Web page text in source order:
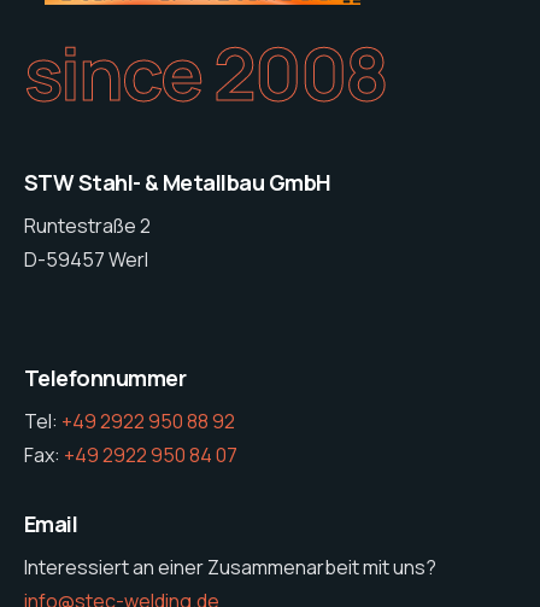
since 2008
STW Stahl- & Metallbau GmbH
Runtestraße 2
D-59457 Werl
Telefonnummer
Tel: +49 2922 950 88 92
Fax: +49 2922 950 84 07
Email
Interessiert an einer Zusammenarbeit mit uns?
info@stec-welding.de